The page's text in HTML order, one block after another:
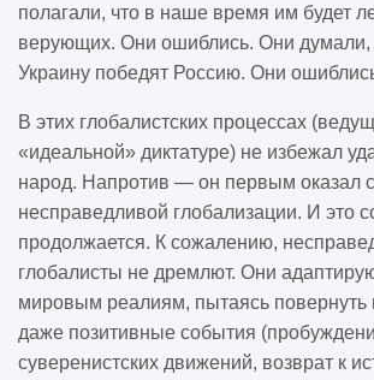
полагали, что в наше время им будет
верующих. Они ошиблись. Они думали,
Украину победят Россию. Они
В этих глобалистских процессах
«идеальной» диктатуре) не избежал
народ. Напротив — он первым оказал
несправедливой глобализации. И это
продолжается. К сожалению,
глобалисты не дремлют. Они
мировым реалиям, пытаясь повернуть
даже позитивные события
суверенистских движений, возврат к